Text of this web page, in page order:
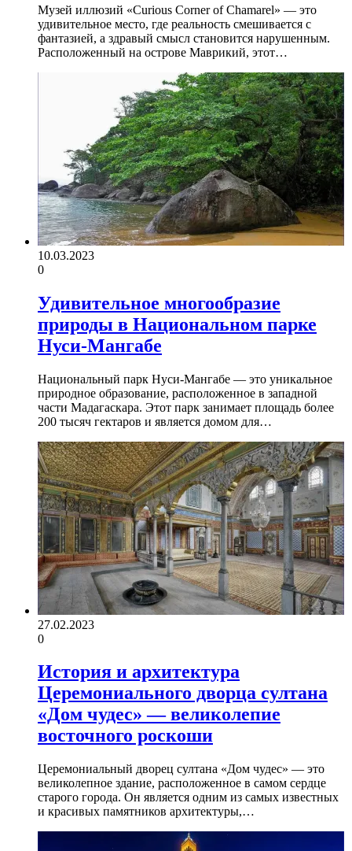
Музей иллюзий «Curious Corner of Chamarel» — это
удивительное место, где реальность смешивается с
фантазией, а здравый смысл становится нарушенным.
Расположенный на острове Маврикий, этот…
10.03.2023
0
Удивительное многообразие
природы в Национальном парке
Нуси-Мангабе
Национальный парк Нуси-Мангабе — это уникальное
природное образование, расположенное в западной
части Мадагаскара. Этот парк занимает площадь более
200 тысяч гектаров и является домом для…
27.02.2023
0
История и архитектура
Церемониального дворца султана
«Дом чудес» — великолепие
восточного роскоши
Церемониальный дворец султана «Дом чудес» — это
великолепное здание, расположенное в самом сердце
старого города. Он является одним из самых известных
и красивых памятников архитектуры,…